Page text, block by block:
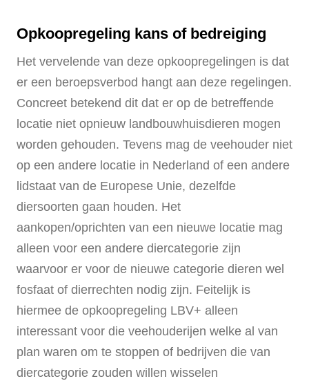
Opkoopregeling kans of bedreiging
Het vervelende van deze opkoopregelingen is dat
er een beroepsverbod hangt aan deze regelingen.
Concreet betekend dit dat er op de betreffende
locatie niet opnieuw landbouwhuisdieren mogen
worden gehouden. Tevens mag de veehouder niet
op een andere locatie in Nederland of een andere
lidstaat van de Europese Unie, dezelfde
diersoorten gaan houden. Het
aankopen/oprichten van een nieuwe locatie mag
alleen voor een andere diercategorie zijn
waarvoor er voor de nieuwe categorie dieren wel
fosfaat of dierrechten nodig zijn. Feitelijk is
hiermee de opkoopregeling LBV+ alleen
interessant voor die veehouderijen welke al van
plan waren om te stoppen of bedrijven die van
diercategorie zouden willen wisselen